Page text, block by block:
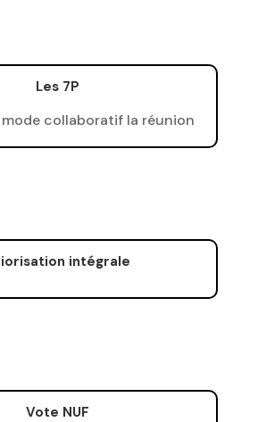
Les 7P
mode collaboratif la réunion
intégrale
Vote NUF